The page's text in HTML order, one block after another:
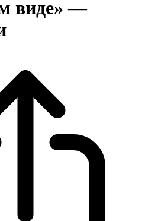
виде» —